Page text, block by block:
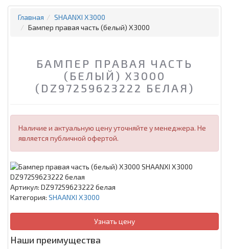
Главная
SHAANXI X3000
Бампер правая часть (белый) X3000
БАМПЕР ПРАВАЯ ЧАСТЬ
(БЕЛЫЙ) X3000
(DZ97259623222 БЕЛАЯ)
Наличие и актуальную цену уточняйте у менеджера. Не
является публичной офертой.
Артикул: DZ97259623222 белая
Категория: SHAANXI X3000
Узнать цену
Наши преимущества